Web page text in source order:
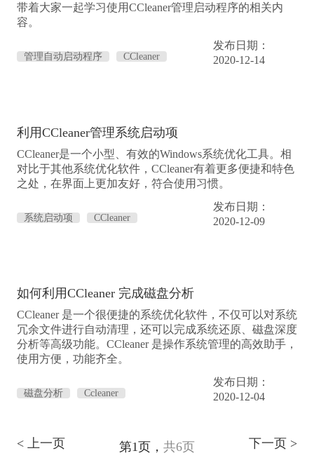
带着大家一起学习使用CCleaner管理启动程序的相关内
容。
管理自动启动程序 CCleaner
发布日期：
2020-12-14
利用CCleaner管理系统启动项
CCleaner是一个小型、有效的Windows系统优化工具。相
对比于其他系统优化软件，CCleaner有着更多便捷和特色
之处，在界面上更加友好，符合使用习惯。
系统启动项 CCleaner
发布日期：
2020-12-09
如何利用CCleaner 完成磁盘分析
CCleaner 是一个很便捷的系统优化软件，不仅可以对系统
冗余文件进行自动清理，还可以完成系统还原、磁盘深度
分析等高级功能。CCleaner 是操作系统管理的高效助手，
使用方便，功能齐全。
磁盘分析 Ccleaner
发布日期：
2020-12-04
< 上一页 第1页， 共6页 下一页 >